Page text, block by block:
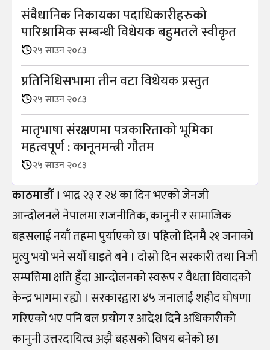
संवैधानिक निकायका पदाधिकारीहरुको
पारिश्रामिक सम्बन्धी विधेयक बहुमतले स्वीकृत
२५ साउन २०८३
प्रतिनिधिसभामा तीन वटा विधेयक प्रस्तुत
२५ साउन २०८३
मातृभाषा संरक्षणमा पत्रकारिताको भूमिका
महत्वपूर्ण : कानूनमन्त्री गौतम
२५ साउन २०८३
काठमाडौँ । भाद्र २३ र २४ का दिन भएको जेनजी
आन्दोलनले नेपालमा राजनीतिक, कानुनी र सामाजिक
बहसलाई नयाँ तहमा पुर्याएको छ। पहिलो दिनमै २१ जनाको
मृत्यु भयो भने सयौँ घाइते बने । दोस्रो दिन सरकारी तथा निजी
सम्पत्तिमा क्षति हुँदा आन्दोलनको स्वरूप र वैधता विवादको
केन्द्र भागमा रह्यो । सरकारद्वारा ४५ जनालाई शहीद घोषणा
गरिएको भए पनि बल प्रयोग र आदेश दिने अधिकारीको
कानुनी उत्तरदायित्व अझै बहसको विषय बनेको छ।